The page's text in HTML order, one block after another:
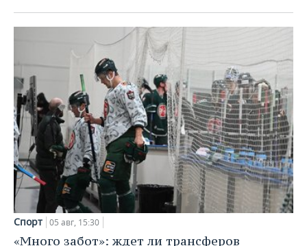
Спорт 05 авг, 15:30
«Много забот»: ждет ли трансферов